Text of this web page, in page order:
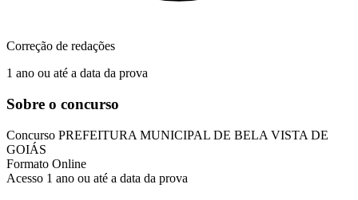
Correção de redações
1 ano ou até a data da prova
Sobre o concurso
Concurso PREFEITURA MUNICIPAL DE BELA VISTA DE
GOIÁS
Formato Online
Acesso 1 ano ou até a data da prova